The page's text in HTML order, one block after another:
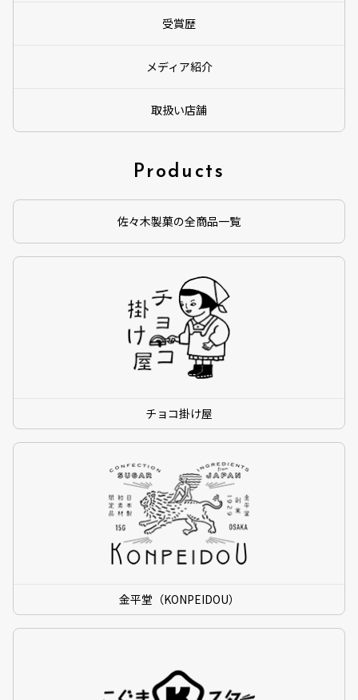
受賞歴
メディア紹介
取扱い店舗
Products
佐々木製菓の全商品一覧
チョコ掛け屋
金平堂（KONPEIDOU）